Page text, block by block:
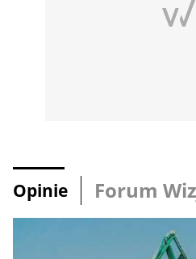
Opinie Forum